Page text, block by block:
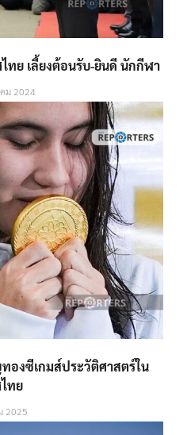
ทย เลี้ยงต้อนรับ-ยินดี นักกีฬา
ม 2024
ทองซีเกมส์ประวัติศาสตร์ใน
ทย
2025